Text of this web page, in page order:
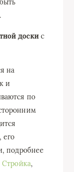
доскис
на
и
по
его
подробнее
,